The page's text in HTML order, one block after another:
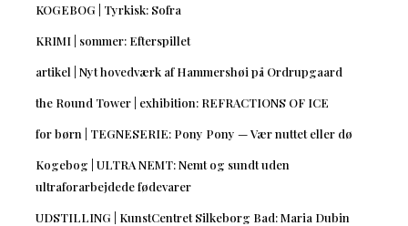
KOGEBOG | Tyrkisk: Sofra
KRIMI | sommer: Efterspillet
artikel | Nyt hovedværk af Hammershøi på Ordrupgaard
the Round Tower | exhibition: REFRACTIONS OF ICE
for børn | TEGNESERIE: Pony Pony — Vær nuttet eller dø
Kogebog | ULTRA NEMT: Nemt og sundt uden
ultraforarbejdede fødevarer
UDSTILLING | KunstCentret Silkeborg Bad: Maria Dubin